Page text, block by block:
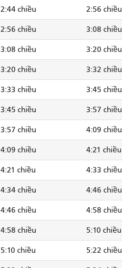
2:44 chiều 2:56 chiều
2:56 chiều 3:08 chiều
3:08 chiều 3:20 chiều
3:20 chiều 3:32 chiều
3:33 chiều 3:45 chiều
3:45 chiều 3:57 chiều
3:57 chiều 4:09 chiều
4:09 chiều 4:21 chiều
4:21 chiều 4:33 chiều
4:34 chiều 4:46 chiều
4:46 chiều 4:58 chiều
4:58 chiều 5:10 chiều
5:10 chiều 5:22 chiều